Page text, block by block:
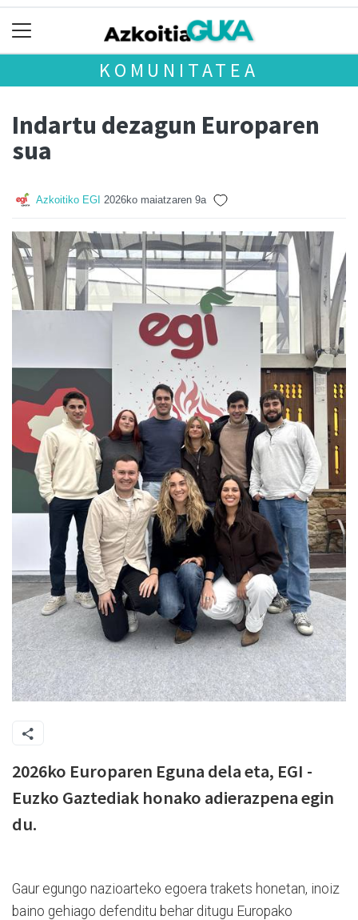
KOMUNITATEA
Indartu dezagun Europaren
sua
Azkoitiko EGI 2026ko maiatzaren 9a
2026ko Europaren Eguna dela eta, EGI -
Euzko Gaztediak honako adierazpena egin
du.
Gaur egungo nazioarteko egoera trakets honetan, inoiz
baino gehiago defenditu behar ditugu Europako